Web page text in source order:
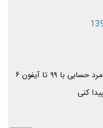
این تیکه اش خیلی باحال بود:آخه مرد حسابی با ۹۹ تا آیفون ۶